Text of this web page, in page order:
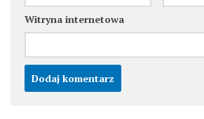
Witryna internetowa